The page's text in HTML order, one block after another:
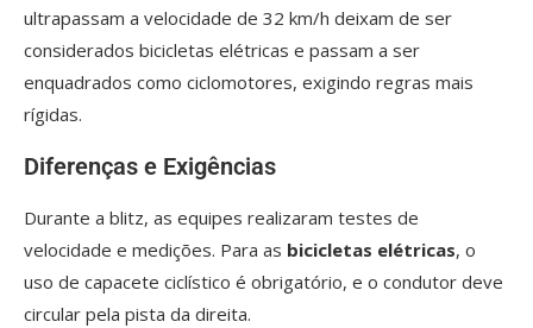
ultrapassam a velocidade de 32 km/h deixam de ser
considerados bicicletas elétricas e passam a ser
enquadrados como ciclomotores, exigindo regras mais
rígidas.
Diferenças e Exigências
Durante a blitz, as equipes realizaram testes de
velocidade e medições. Para as bicicletas elétricas, o
uso de capacete ciclístico é obrigatório, e o condutor deve
circular pela pista da direita.